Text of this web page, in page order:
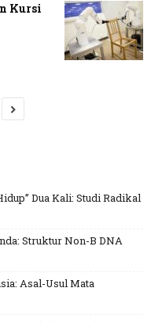
Kursi
Dua Kali: Studi Radikal
Struktur Non-B DNA
Asal-Usul Mata